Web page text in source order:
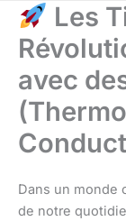
Les
avec
Dans un monde
de notre